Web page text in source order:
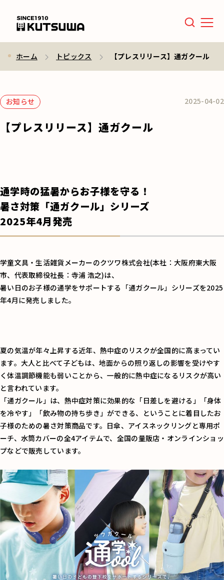
Menu
ホーム トピックス 【プレスリリース】通ガクール
お知らせ 2025-04-02
【プレスリリース】通ガクール
通学時の猛暑からお子様を守る！
暑さ対策「通ガクール」シリーズ
2025年4月発売
学童文具・生活雑貨メーカーのクツワ株式会社(本社：大阪府東大阪
市、代表取締役社長：寺浦 浩之)は、
暑い日のお子様の通学をサポートする「通ガクール」シリーズを2025
年4月に発売しました。
夏の気温が年々上昇する近年、熱中症のリスクが全国的に高まってい
ます。大人と比べて子どもは、地面からの照り返しの影響を受けやす
く体温調節機能も弱いことから、一般的に熱中症になるリスクが高い
と言われています。
「通ガクール」は、熱中症対策に効果的な「日差しを避ける」「身体
を冷やす」「飲み物の持ち歩き」ができる、ということに着目したお
子様のための暑さ対策商品です。日傘、アイスネックリングと専用ポ
ーチ、水筒カバーの全4アイテムで、全国の量販店・オンラインショッ
プなどで販売しています。